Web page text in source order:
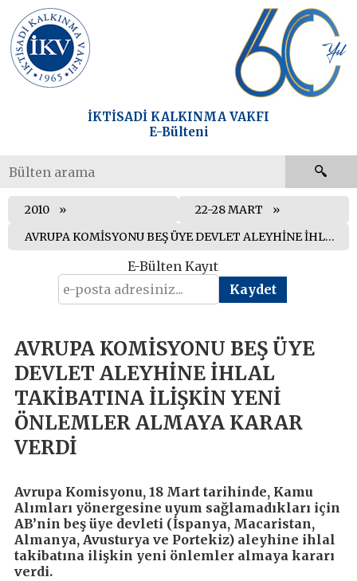
İKTİSADİ KALKINMA VAKFI
E-Bülteni
2010
22-28 MART
AVRUPA KOMİSYONU BEŞ ÜYE DEVLET ALEYHİNE İHLAL TAKİBATINA İLİŞKİN YENİ ÖNLEMLER ALMAYA KARAR VERDİ
E-Bülten Kayıt
AVRUPA KOMİSYONU BEŞ ÜYE
DEVLET ALEYHİNE İHLAL
TAKİBATINA İLİŞKİN YENİ
ÖNLEMLER ALMAYA KARAR
VERDİ
Avrupa Komisyonu, 18 Mart tarihinde, Kamu
Alımları yönergesine uyum sağlamadıkları için
AB’nin beş üye devleti (İspanya, Macaristan,
Almanya, Avusturya ve Portekiz) aleyhine ihlal
takibatına ilişkin yeni önlemler almaya kararı
verdi.